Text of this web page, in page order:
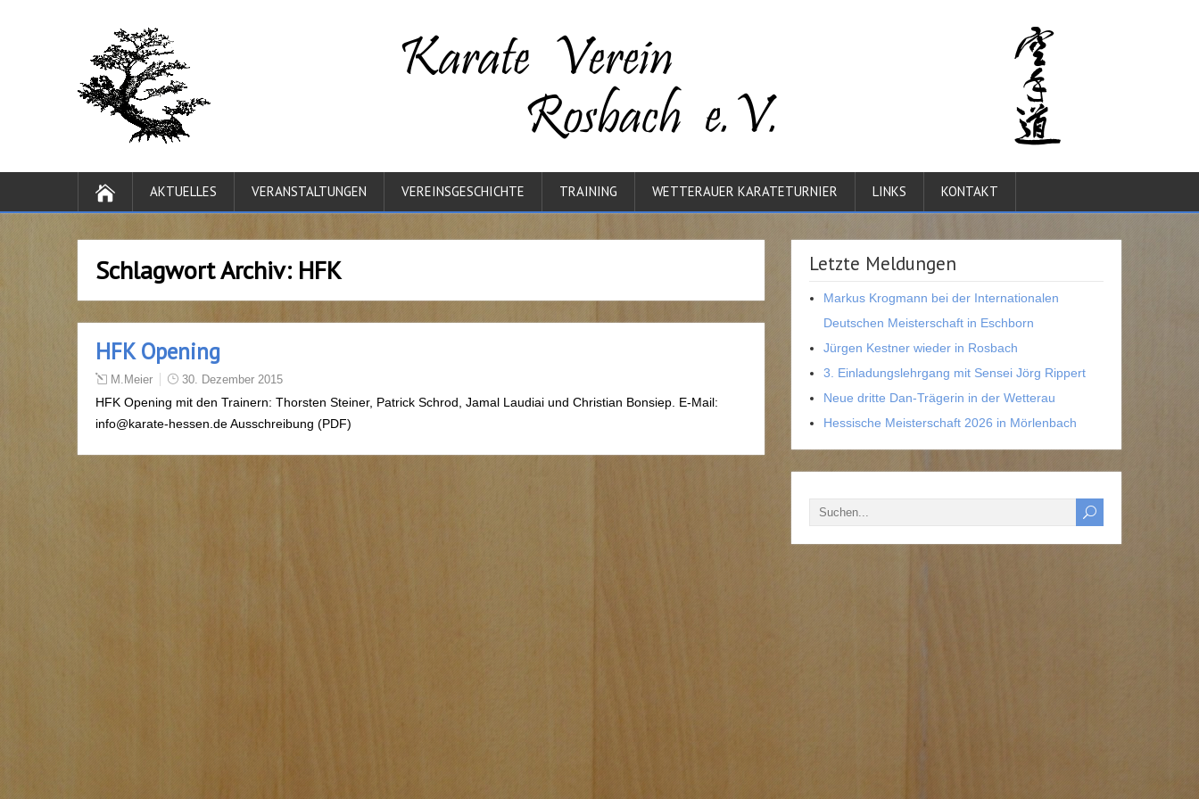
AKTUELLES VERANSTALTUNGEN VEREINSGESCHICHTE TRAINING WETTERAUER KARATETURNIER LINKS KONTAKT
Schlagwort Archiv: HFK
HFK Opening
M.Meier 30. Dezember 2015
HFK Opening mit den Trainern: Thorsten Steiner, Patrick Schrod, Jamal Laudiai und Christian Bonsiep. E-Mail:
info@karate-hessen.de Ausschreibung (PDF)
Letzte Meldungen
Markus Krogmann bei der Internationalen
Deutschen Meisterschaft in Eschborn
Jürgen Kestner wieder in Rosbach
3. Einladungslehrgang mit Sensei Jörg Rippert
Neue dritte Dan-Trägerin in der Wetterau
Hessische Meisterschaft 2026 in Mörlenbach